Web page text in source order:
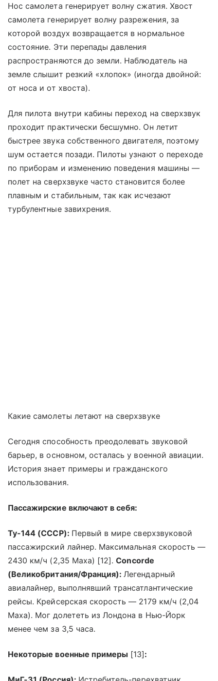
Нос самолета генерирует волну сжатия. Хвост
самолета генерирует волну разрежения, за
которой воздух возвращается в нормальное
состояние. Эти перепады давления
распространяются до земли. Наблюдатель на
земле слышит резкий «хлопок» (иногда двойной:
от носа и от хвоста).
Для пилота внутри кабины переход на сверхзвук
проходит практически бесшумно. Он летит
быстрее звука собственного двигателя, поэтому
шум остается позади. Пилоты узнают о переходе
по приборам и изменению поведения машины —
полет на сверхзвуке часто становится более
плавным и стабильным, так как исчезают
турбулентные завихрения.
Какие самолеты летают на сверхзвуке
Сегодня способность преодолевать звуковой
барьер, в основном, осталась у военной авиации.
История знает примеры и гражданского
использования.
Пассажирские включают в себя:
Ту-144 (СССР): Первый в мире сверхзвуковой
пассажирский лайнер. Максимальная скорость —
2430 км/ч (2,35 Маха) [12].Concorde
(Великобритания/Франция):Легендарный
авиалайнер, выполнявший трансатлантические
рейсы. Крейсерская скорость — 2179 км/ч (2,04
Маха). Мог долететь из Лондона в Нью-Йорк
менее чем за 3,5 часа.
Некоторые военные примеры [13]: